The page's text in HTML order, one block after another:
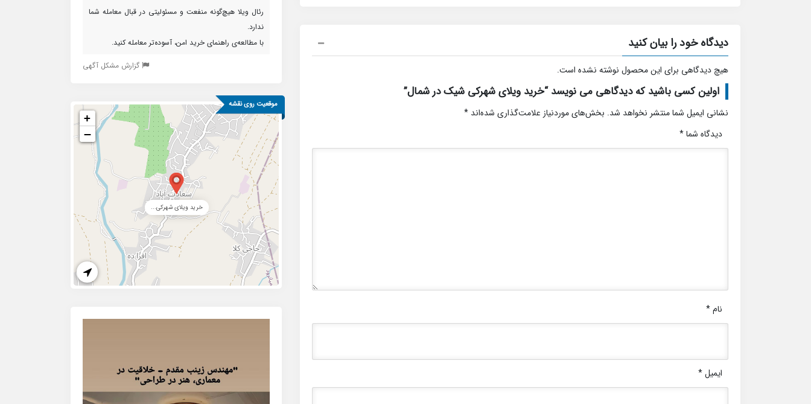
دیدگاه خود را بیان کنید
هیچ دیدگاهی برای این محصول نوشته نشده است.
اولین کسی باشید که دیدگاهی می نویسد “خرید ویلای شهرکی شیک در شمال”
نشانی ایمیل شما منتشر نخواهد شد. بخش‌های موردنیاز علامت‌گذاری شده‌اند *
دیدگاه شما*
نام*
ایمیل*
رئال ویلا هیچ‌گونه منفعت و مسئولیتی در قبال معامله شما
ندارد.
با مطالعه‌ی راهنمای خرید امن، آسوده‌تر معامله کنید.
گزارش مشکل آگهی
موقعیت روی نقشه
خرید ویلای شهرکی...
+
−